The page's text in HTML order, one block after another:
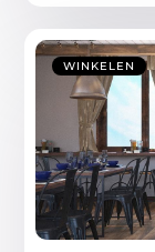
WINKELEN